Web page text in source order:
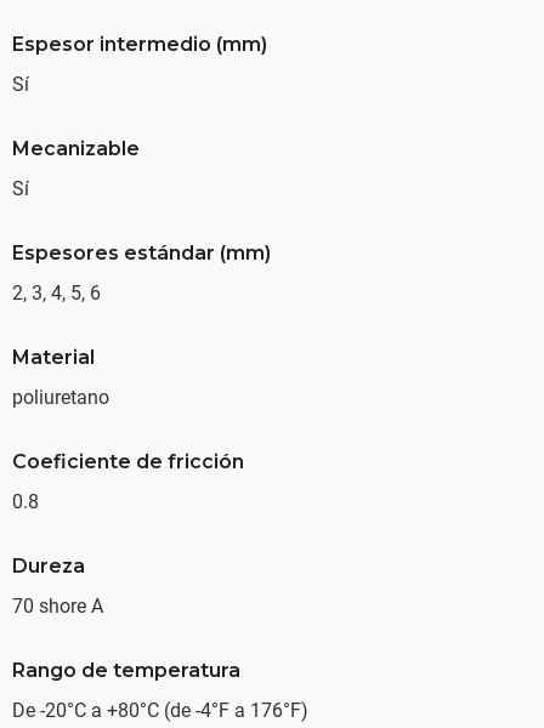
Espesor intermedio (mm)
Sí
Mecanizable
Sí
Espesores estándar (mm)
2, 3, 4, 5, 6
Material
poliuretano
Coeficiente de fricción
0.8
Dureza
70 shore A
Rango de temperatura
De -20°C a +80°C (de -4°F a 176°F)